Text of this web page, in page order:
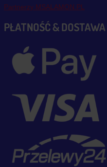
Partnerzy MSALAMON.PL
PŁATNOŚĆ & DOSTAWA